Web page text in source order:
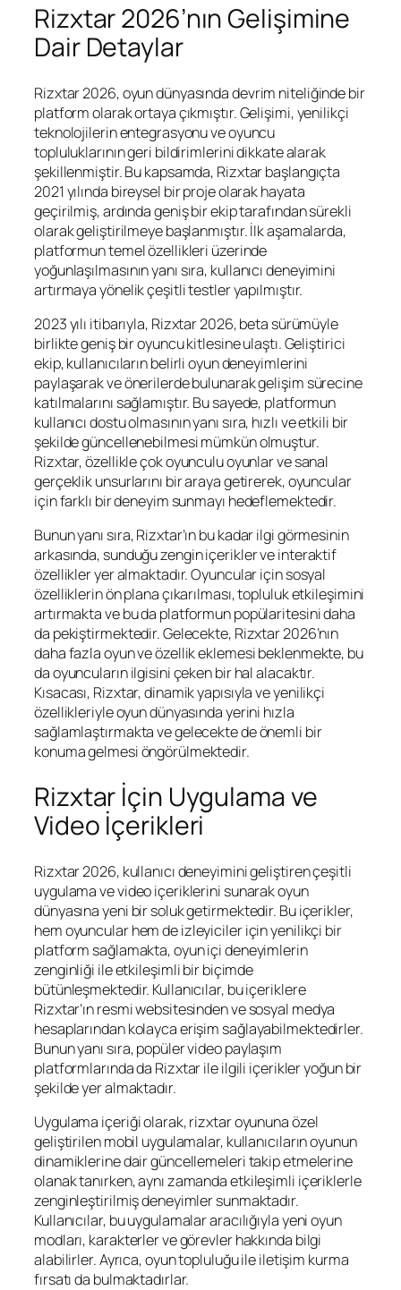
Rizxtar 2026’nın Gelişimine
Dair Detaylar
Rizxtar 2026, oyun dünyasında devrim niteliğinde bir
platform olarak ortaya çıkmıştır. Gelişimi, yenilikçi
teknolojilerin entegrasyonu ve oyuncu
topluluklarının geri bildirimlerini dikkate alarak
şekillenmiştir. Bu kapsamda, Rizxtar başlangıçta
2021 yılında bireysel bir proje olarak hayata
geçirilmiş, ardında geniş bir ekip tarafından sürekli
olarak geliştirilmeye başlanmıştır. İlk aşamalarda,
platformun temel özellikleri üzerinde
yoğunlaşılmasının yanı sıra, kullanıcı deneyimini
artırmaya yönelik çeşitli testler yapılmıştır.
2023 yılı itibarıyla, Rizxtar 2026, beta sürümüyle
birlikte geniş bir oyuncu kitlesine ulaştı. Geliştirici
ekip, kullanıcıların belirli oyun deneyimlerini
paylaşarak ve önerilerde bulunarak gelişim sürecine
katılmalarını sağlamıştır. Bu sayede, platformun
kullanıcı dostu olmasının yanı sıra, hızlı ve etkili bir
şekilde güncellenebilmesi mümkün olmuştur.
Rizxtar, özellikle çok oyunculu oyunlar ve sanal
gerçeklik unsurlarını bir araya getirerek, oyuncular
için farklı bir deneyim sunmayı hedeflemektedir.
Bunun yanı sıra, Rizxtar’ın bu kadar ilgi görmesinin
arkasında, sunduğu zengin içerikler ve interaktif
özellikler yer almaktadır. Oyuncular için sosyal
özelliklerin ön plana çıkarılması, topluluk etkileşimini
artırmakta ve bu da platformun popülaritesini daha
da pekiştirmektedir. Gelecekte, Rizxtar 2026’nın
daha fazla oyun ve özellik eklemesi beklenmekte, bu
da oyuncuların ilgisini çeken bir hal alacaktır.
Kısacası, Rizxtar, dinamik yapısıyla ve yenilikçi
özellikleriyle oyun dünyasında yerini hızla
sağlamlaştırmakta ve gelecekte de önemli bir
konuma gelmesi öngörülmektedir.
Rizxtar İçin Uygulama ve
Video İçerikleri
Rizxtar 2026, kullanıcı deneyimini geliştiren çeşitli
uygulama ve video içeriklerini sunarak oyun
dünyasına yeni bir soluk getirmektedir. Bu içerikler,
hem oyuncular hem de izleyiciler için yenilikçi bir
platform sağlamakta, oyun içi deneyimlerin
zenginliği ile etkileşimli bir biçimde
bütünleşmektedir. Kullanıcılar, bu içeriklere
Rizxtar’ın resmi websitesinden ve sosyal medya
hesaplarından kolayca erişim sağlayabilmektedirler.
Bunun yanı sıra, popüler video paylaşım
platformlarında da Rizxtar ile ilgili içerikler yoğun bir
şekilde yer almaktadır.
Uygulama içeriği olarak, rizxtar oyununa özel
geliştirilen mobil uygulamalar, kullanıcıların oyunun
dinamiklerine dair güncellemeleri takip etmelerine
olanak tanırken, aynı zamanda etkileşimli içeriklerle
zenginleştirilmiş deneyimler sunmaktadır.
Kullanıcılar, bu uygulamalar aracılığıyla yeni oyun
modları, karakterler ve görevler hakkında bilgi
alabilirler. Ayrıca, oyun topluluğu ile iletişim kurma
fırsatı da bulmaktadırlar.